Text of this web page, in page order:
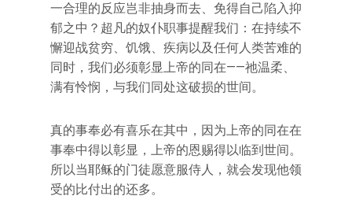
一合理的反应岂非抽身而去、免得自己陷入抑
郁之中？超凡的奴仆职事提醒我们：在持续不
懈迎战贫穷、饥饿、疾病以及任何人类苦难的
同时，我们必须彰显上帝的同在——祂温柔、
满有怜悯，与我们同处这破损的世间。
真的事奉必有喜乐在其中，因为上帝的同在在
事奉中得以彰显，上帝的恩赐得以临到世间。
所以当耶稣的门徒愿意服侍人，就会发现他领
受的比付出的还多。